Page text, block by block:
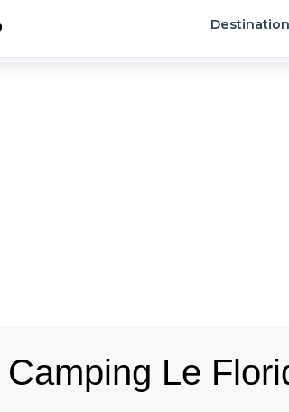
Camping Le